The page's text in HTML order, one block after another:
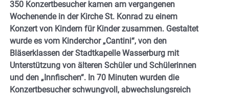
350 Konzertbesucher kamen am vergangenen
Wochenende in der Kirche St. Konrad zu einem
Konzert von Kindern für Kinder zusammen. Gestaltet
wurde es vom Kinderchor „Cantini“, von den
Bläserklassen der Stadtkapelle Wasserburg mit
Unterstützung von älteren Schüler und Schülerinnen
und den „Innfischen“. In 70 Minuten wurden die
Konzertbesucher schwungvoll, abwechslungsreich